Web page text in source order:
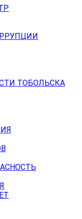
ТОБОЛЬСКА